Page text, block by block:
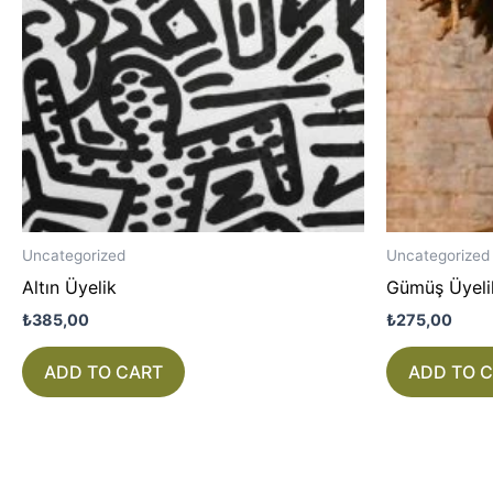
Uncategorized
Altın Üyelik
₺385,00
ADD TO CART
Uncategorized
Gümüş
₺275,00
ADD TO